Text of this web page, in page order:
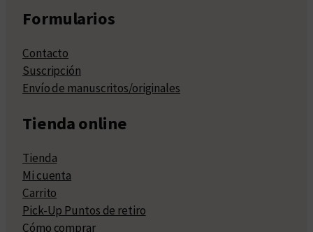
Formularios
Contacto
Suscripción
Envío de manuscritos/originales
Tienda online
Tienda
Mi cuenta
Carrito
Pick-Up Puntos de retiro
Cómo comprar